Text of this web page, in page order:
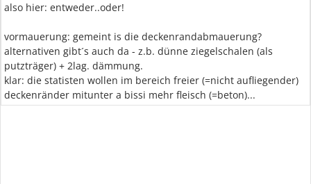
also hier: entweder..oder!
vormauerung: gemeint is die deckenrandabmauerung?
alternativen gibt´s auch da - z.b. dünne ziegelschalen (als
putzträger) + 2lag. dämmung.
klar: die statisten wollen im bereich freier (=nicht aufliegender)
deckenränder mitunter a bissi mehr fleisch (=beton)...